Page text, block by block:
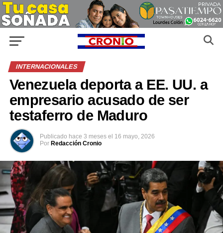
INTERNACIONALES
Venezuela deporta a EE. UU. a
empresario acusado de ser
testaferro de Maduro
Publicado hace 3 meses el 16 mayo, 2026
Por Redacción Cronio